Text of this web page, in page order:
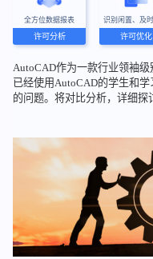
全方位数据报表
许可分析
识别闲置、及
许可优化
AutoCAD作为一款行业领袖
已经使用AutoCAD的学生和
的问题。将对比分析，详细探